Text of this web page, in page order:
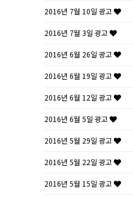
2016년 7월 10일 광고
2016년 7월 3일 광고
2016년 6월 26일 광고
2016년 6월 19일 광고
2016년 6월 12일 광고
2016년 6월 5일 광고
2016년 5월 29일 광고
2016년 5월 22일 광고
2016년 5월 15일 광고